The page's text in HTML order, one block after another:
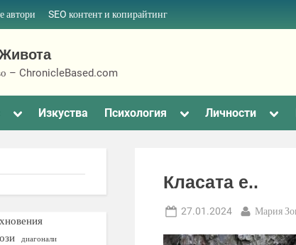
автори SEO контент и копирайтинг
– ChronicleBased.com
ToggleИзкуства Психология
ToggleЛичности
Класата е..
Posted
27.01.2024 By
Мария
диагонали